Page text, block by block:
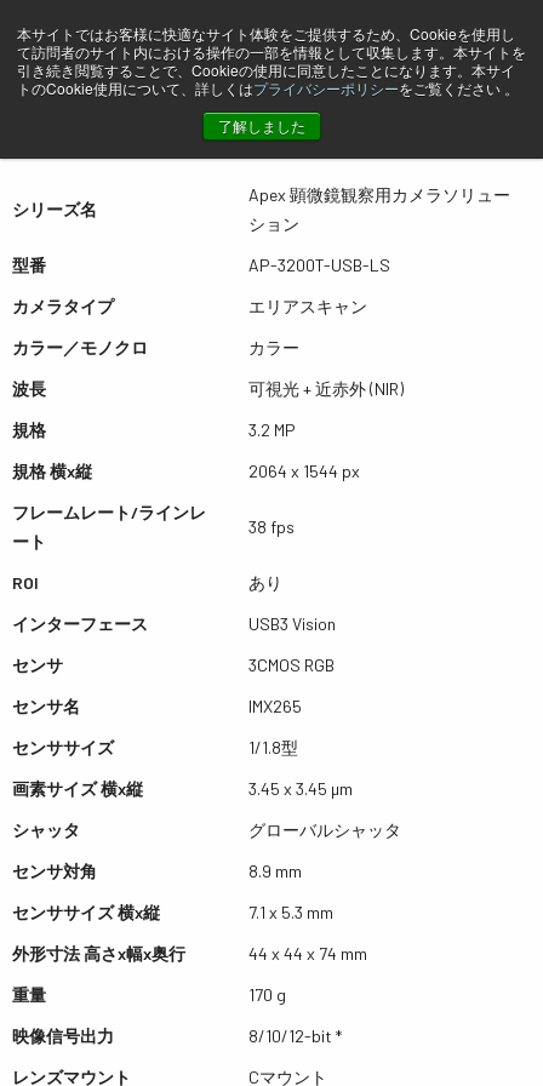
本サイトではお客様に快適なサイト体験をご提供するため、Cookieを使用し
て訪問者のサイト内における操作の一部を情報として収集します。本サイトを
引き続き閲覧することで、Cookieの使用に同意したことになります。本サイ
トのCookie使用について、詳しくはプライバシーポリシーをご覧ください 。
了解しました
プレビュー AP-3200T-USB-LS
表は左右にスワイプできます
シリーズ名
Apex 顕微鏡観察用カメラソリュー
ション
型番
AP-3200T-USB-LS
カメラタイプ
エリアスキャン
カラー／モノクロ
カラー
波長
可視光 + 近赤外 (NIR)
規格
3.2 MP
規格 横x縦
2064 x 1544 px
フレームレート/ラインレ
ート
38 fps
ROI
あり
インターフェース
USB3 Vision
センサ
3CMOS RGB
センサ名
IMX265
センササイズ
1/1.8型
画素サイズ 横x縦
3.45 x 3.45 µm
シャッタ
グローバルシャッタ
センサ対角
8.9 mm
センササイズ 横x縦
7.1 x 5.3 mm
外形寸法 高さx幅x奥行
44 x 44 x 74 mm
重量
170 g
映像信号出力
8/10/12-bit *
レンズマウント
Cマウント